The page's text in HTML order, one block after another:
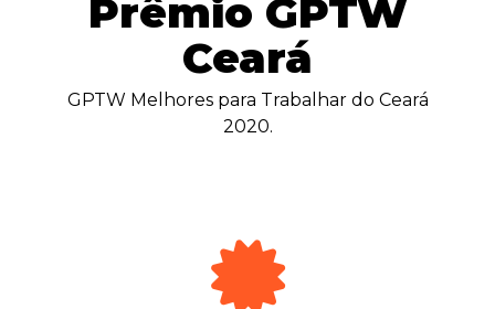
Prêmio GPTW
Ceará
GPTW Melhores para Trabalhar do Ceará
2020.